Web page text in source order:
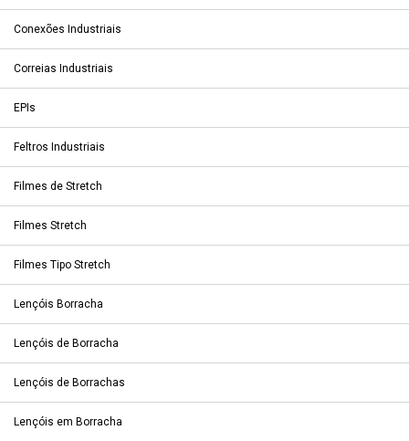
Conexões Industriais
Correias Industriais
EPIs
Feltros Industriais
Filmes de Stretch
Filmes Stretch
Filmes Tipo Stretch
Lençóis Borracha
Lençóis de Borracha
Lençóis de Borrachas
Lençóis em Borracha